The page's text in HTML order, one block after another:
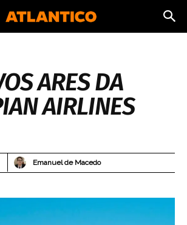
ARES DA
AIRLINES
Emanuel de Macedo